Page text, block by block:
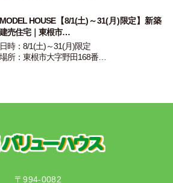
MODEL HOUSE【8/1(土)～31(月)限定】新築
建売住宅｜東根市…
日時：8/1(土)～31(月)限定
場所：東根市大字野田168番…
〒994-0082